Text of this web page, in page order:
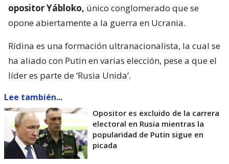
opositor Yábloko, único conglomerado que se
opone abiertamente a la guerra en Ucrania.
Rídina es una formación ultranacionalista, la cual se
ha aliado con Putin en varias elección, pese a que el
líder es parte de ‘Rusia Unida’.
Lee también...
Opositor es excluido de la carrera
electoral en Rusia mientras la
popularidad de Putin sigue en
picada